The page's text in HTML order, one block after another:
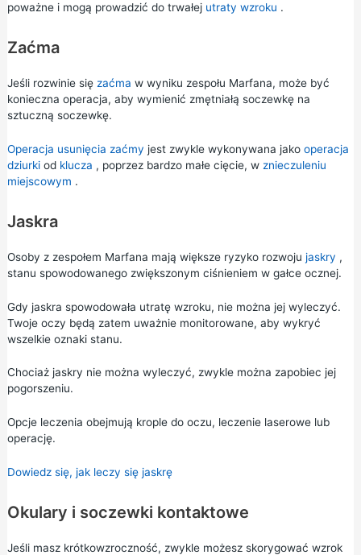
poważne i mogą prowadzić do trwałej utraty wzroku .
Zaćma
Jeśli rozwinie się zaćma w wyniku zespołu Marfana, może być
konieczna operacja, aby wymienić zmętniałą soczewkę na
sztuczną soczewkę.
Operacja usunięcia zaćmy jest zwykle wykonywana jako operacja
dziurkiod klucza , poprzez bardzo małe cięcie, w znieczuleniu
miejscowym .
Jaskra
Osoby z zespołem Marfana mają większe ryzyko rozwoju jaskry ,
stanu spowodowanego zwiększonym ciśnieniem w gałce ocznej.
Gdy jaskra spowodowała utratę wzroku, nie można jej wyleczyć.
Twoje oczy będą zatem uważnie monitorowane, aby wykryć
wszelkie oznaki stanu.
Chociaż jaskry nie można wyleczyć, zwykle można zapobiec jej
pogorszeniu.
Opcje leczenia obejmują krople do oczu, leczenie laserowe lub
operację.
Dowiedz się, jak leczy się jaskrę
Okulary i soczewki kontaktowe
Jeśli masz krótkowzroczność, zwykle możesz skorygować wzrok